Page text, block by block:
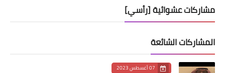
مشاركات عشوائية [رأسي]
المشاركات الشائعة
07 أغسطس 2023